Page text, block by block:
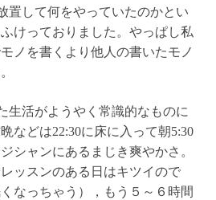
して何をやっていたのかとい
けっておりました。やっぱし私
ノを書くより他人の書いたモノ
活がようやく常識的なものに
などは22:30に床に入って朝5:30
シャンにあるまじき爽やかさ。
ッスンのある日はキツイので
なっちゃう），もう５～６時間